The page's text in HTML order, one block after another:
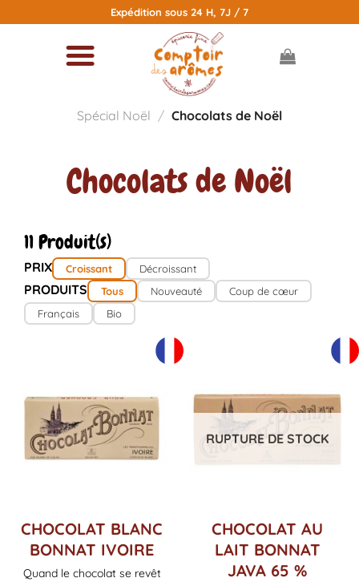
au
Expédition sous 24 H, 7J / 7
Spécial Noël / Chocolats de Noël
Chocolats de Noël
11 Produit(s)
PRIX Croissant Décroissant
PRODUITS Tous Nouveauté
Coup de cœur
Français
Bio
CHOCOLAT BLANC
BONNAT IVOIRE
Quand le chocolat se revêt
RUPTURE DE STOCK
CHOCOLAT AU
LAIT BONNAT
JAVA 65 %